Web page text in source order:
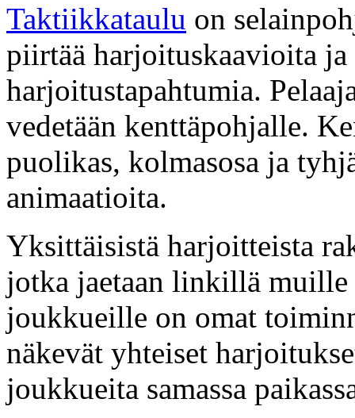
Taktiikkataulu on
piirtää harjoituskaavioita
harjoitustapahtumia.
vedetään kenttäpohjalle.
puolikas, kolmasosa ja
animaatioita.
Yksittäisistä harjoitteista
jotka jaetaan linkillä
joukkueille on omat
näkevät yhteiset
joukkueita samassa